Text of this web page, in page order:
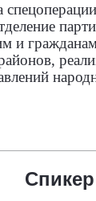
и
Спикер